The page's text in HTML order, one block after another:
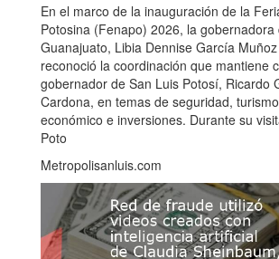
En el marco de la inauguración de la
Potosina (Fenapo) 2026, la gobernadora
Guanajuato, Libia Dennise García
reconoció la coordinación que mantiene
gobernador de San Luis Potosí, Ricardo
Cardona, en temas de seguridad,
económico e inversiones. Durante su
Poto
Metropolisanluis.com